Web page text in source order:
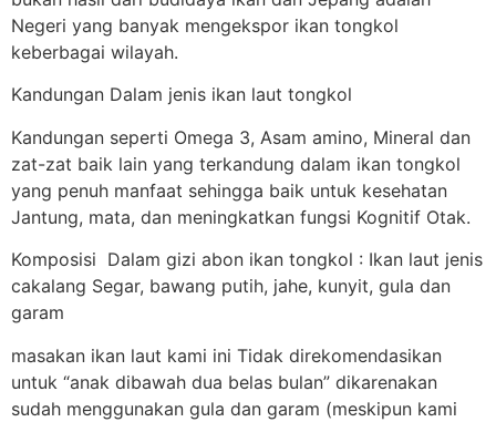
Negeri yang banyak mengekspor ikan tongkol
keberbagai wilayah.
Kandungan Dalam jenis ikan laut tongkol
Kandungan seperti Omega 3, Asam amino, Mineral dan
zat-zat baik lain yang terkandung dalam ikan tongkol
yang penuh manfaat sehingga baik untuk kesehatan
Jantung, mata, dan meningkatkan fungsi Kognitif Otak.
Komposisi Dalam gizi abon ikan tongkol : Ikan laut jenis
cakalang Segar, bawang putih, jahe, kunyit, gula dan
garam
masakan ikan laut kami ini Tidak direkomendasikan
untuk “anak dibawah dua belas bulan” dikarenakan
sudah menggunakan gula dan garam (meskipun kami